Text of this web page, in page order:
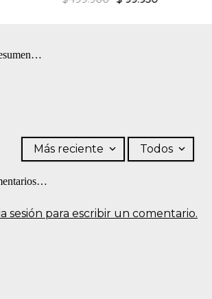
sesión para escribir un comentario.
Más reciente Todos